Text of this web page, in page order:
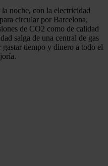
noche, con la electricidad
circular por Barcelona,
de CO2 como de calidad
salga de una central de gas
tiempo y dinero a todo el